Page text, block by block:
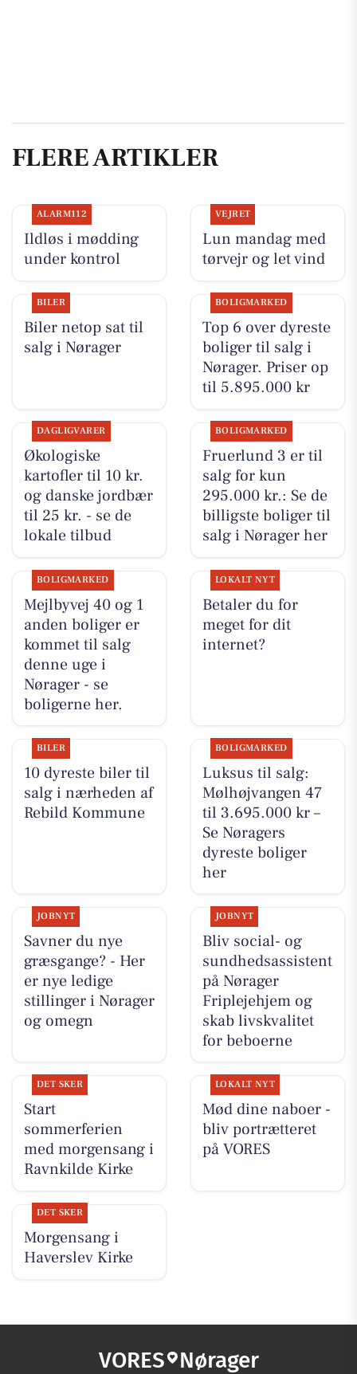
FLERE ARTIKLER
ALARM112
Ildløs i mødding
under kontrol
VEJRET
Lun mandag med
tørvejr og let vind
BILER
Biler netop sat til
salg i Nørager
BOLIGMARKED
Top 6 over dyreste
boliger til salg i
Nørager. Priser op
til 5.895.000 kr
DAGLIGVARER
Økologiske
kartofler til 10 kr.
og danske jordbær
til 25 kr. - se de
lokale tilbud
BOLIGMARKED
Fruerlund 3 er til
salg for kun
295.000 kr.: Se de
billigste boliger til
salg i Nørager her
BOLIGMARKED
Mejlbyvej 40 og 1
anden boliger er
kommet til salg
denne uge i
Nørager - se
boligerne her.
LOKALT NYT
Betaler du for
meget for dit
internet?
BILER
10 dyreste biler til
salg i nærheden af
Rebild Kommune
BOLIGMARKED
Luksus til salg:
Mølhøjvangen 47
til 3.695.000 kr –
Se Nøragers
dyreste boliger
her
JOBNYT
Savner du nye
græsgange? - Her
er nye ledige
stillinger i Nørager
og omegn
JOBNYT
Bliv social- og
sundhedsassistent
på Nørager
Friplejehjem og
skab livskvalitet
for beboerne
DET SKER
Start
sommerferien
med morgensang i
Ravnkilde Kirke
LOKALT NYT
Mød dine naboer -
bliv portrætteret
på VORES
DET SKER
Morgensang i
Haverslev Kirke
VORES Nørager